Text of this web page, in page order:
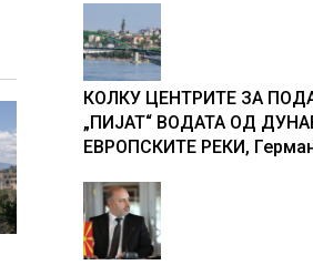
КОЛКУ ЦЕНТРИТЕ ЗА
„ПИЈАТ“ ВОДАТА ОД
ЕВРОПСКИТЕ РЕКИ,
центри за податоци